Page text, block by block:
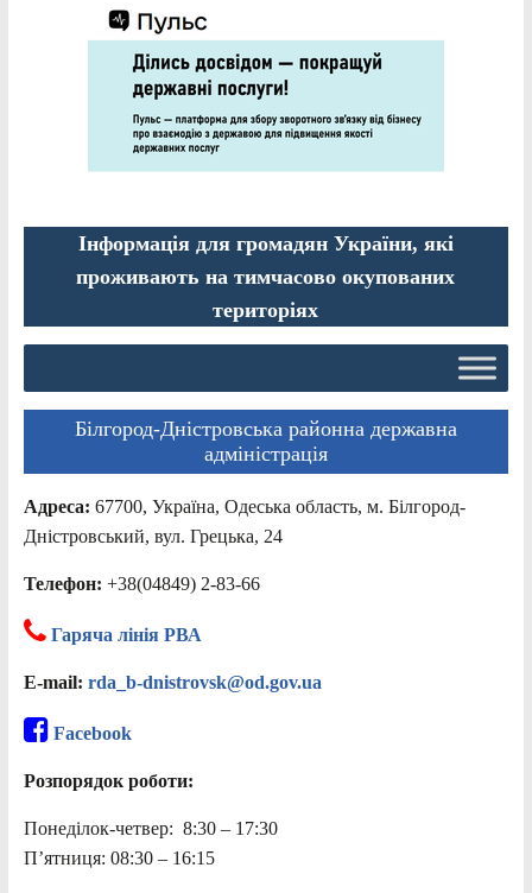
Інформація для громадян України, які
проживають на тимчасово окупованих
територіях
Білгород-Дністровська районна державна
адміністрація
Адреса: 67700, Україна, Одеська область, м. Білгород-
Дністровський, вул. Грецька, 24
Телефон: +38(04849) 2-83-66
Гаряча лінія РВА
E-mail: rda_b-dnistrovsk@od.gov.ua
Facebook
Розпорядок роботи:
Понеділок-четвер: 8:30 – 17:30
П’ятниця: 08:30 – 16:15